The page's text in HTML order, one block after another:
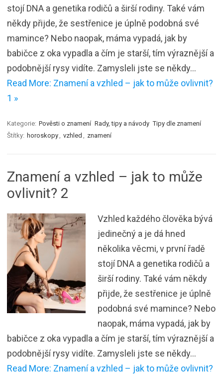
stojí DNA a genetika rodičů a širší rodiny. Také vám
někdy přijde, že sestřenice je úplně podobná své
mamince? Nebo naopak, máma vypadá, jak by
babičce z oka vypadla a čím je starší, tím výraznější a
podobnější rysy vidíte. Zamysleli jste se někdy…
Read More: Znamení a vzhled – jak to může ovlivnit?
1 »
Kategorie: Pověsti o znamení Rady, tipy a návody Tipy dle znamení
Štítky: horoskopy vzhled znamení
Znamení a vzhled – jak to může
ovlivnit? 2
Vzhled každého člověka bývá
jedinečný a je dá hned
několika věcmi, v první řadě
stojí DNA a genetika rodičů a
širší rodiny. Také vám někdy
přijde, že sestřenice je úplně
podobná své mamince? Nebo
naopak, máma vypadá, jak by
babičce z oka vypadla a čím je starší, tím výraznější a
podobnější rysy vidíte. Zamysleli jste se někdy…
Read More: Znamení a vzhled – jak to může ovlivnit?